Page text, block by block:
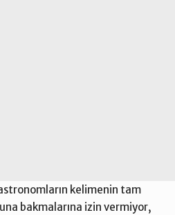
kelimenin tam
bakmalarına izin vermiyor,